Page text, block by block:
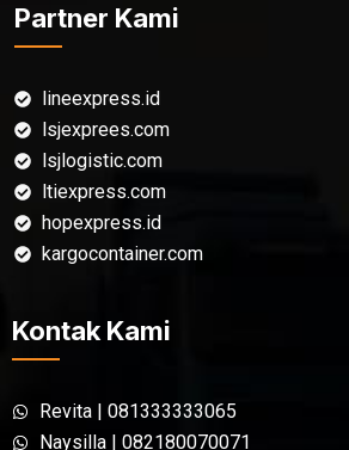
Partner Kami
lineexpress.id
lsjexprees.com
lsjlogistic.com
ltiexpress.com
hopexpress.id
kargocontainer.com
Kontak Kami
Revita | 081333333065
Naysilla | 082180070071